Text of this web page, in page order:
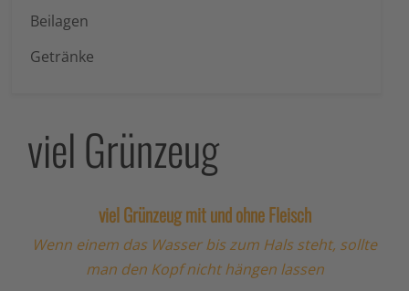
Beilagen
Getränke
viel Grünzeug
viel Grünzeug mit und ohne Fleisch
Wenn einem das Wasser bis zum Hals steht, sollte
man den Kopf nicht hängen lassen